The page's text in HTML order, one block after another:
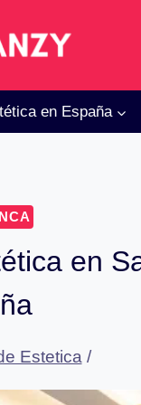
en España
en
Estetica /